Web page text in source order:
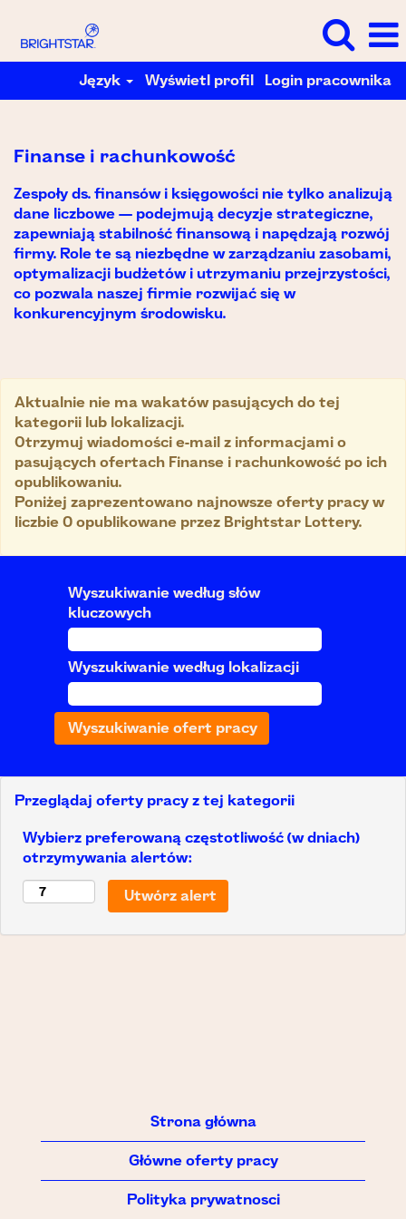
Język Wyświetl profil Login pracownika
rachunkowość
Finanse i rachunkowość
Zespoły ds. finansów i księgowości nie tylko analizują
dane liczbowe — podejmują decyzje strategiczne,
zapewniają stabilność finansową i napędzają rozwój
firmy. Role te są niezbędne w zarządzaniu zasobami,
optymalizacji budżetów i utrzymaniu przejrzystości,
co pozwala naszej firmie rozwijać się w
konkurencyjnym środowisku.
Aktualnie nie ma wakatów pasujących do tej
kategorii lub lokalizacji.
Otrzymuj wiadomości e-mail z informacjami o
pasujących ofertach Finanse i rachunkowość po ich
opublikowaniu.
Poniżej zaprezentowano najnowsze oferty pracy w
liczbie 0 opublikowane przez Brightstar Lottery.
Wyszukiwanie według słów
kluczowych
Wyszukiwanie według lokalizacji
Przeglądaj oferty pracy z tej kategorii
Wybierz preferowaną częstotliwość (w dniach)
otrzymywania alertów:
Strona główna
Główne oferty pracy
Polityka prywatnosci